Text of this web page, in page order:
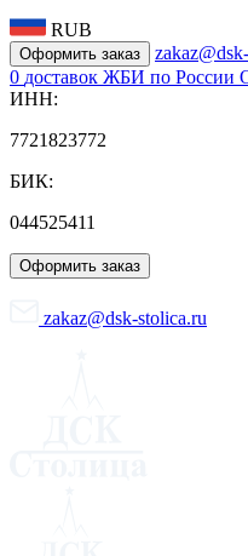
RUB
Оформить заказ
0 доставок ЖБИ по России
ИНН:
7721823772
БИК:
044525411
Оформить заказ
zakaz@dsk-stolica.ru